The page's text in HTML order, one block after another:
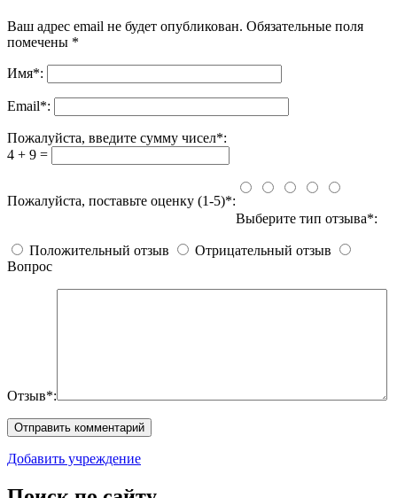
Ваш адрес email не будет опубликован. Обязательные поля
помечены *
Имя*:
Email*:
Пожалуйста, введите сумму чисел*:
4 + 9 =
Пожалуйста, поставьте оценку (1-5)*:
Выберите тип отзыва*:
Положительный отзыв
Отрицательный отзыв
Вопрос
Отзыв*:
Добавить учреждение